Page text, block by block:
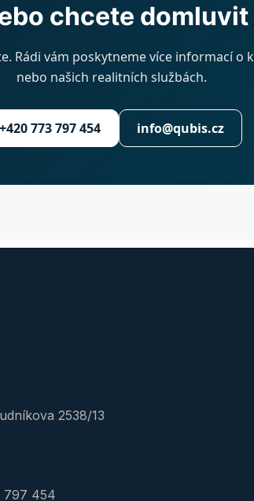
chcete
Rádi vám poskytneme více informací o
nebo našich realitních službách.
+420 773 797 454 info@qubis.cz
2538/13
797 454